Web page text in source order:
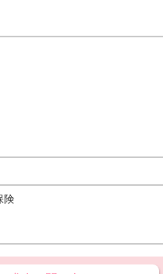
険